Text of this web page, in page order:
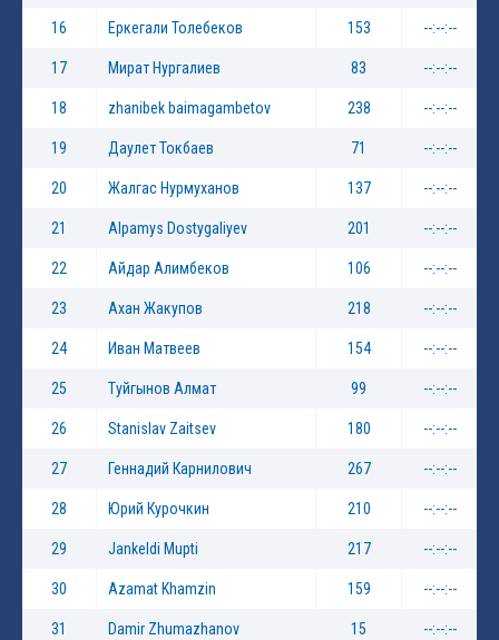
16 Еркегали Толебеков 153 --:--:--
17 Мират Нургалиев 83 --:--:--
18 zhanibek baimagambetov 238 --:--:--
19 Даулет Токбаев 71 --:--:--
20 Жалгас Нурмуханов 137 --:--:--
21 Alpamys Dostygaliyev 201 --:--:--
22 Айдар Алимбеков 106 --:--:--
23 Ахан Жакупов 218 --:--:--
24 Иван Матвеев 154 --:--:--
25 Туйгынов Алмат 99 --:--:--
26 Stanislav Zaitsev 180 --:--:--
27 Геннадий Карнилович 267 --:--:--
28 Юрий Курочкин 210 --:--:--
29 Jankeldi Mupti 217 --:--:--
30 Azamat Khamzin 159 --:--:--
31 Damir Zhumazhanov 15 --:--:--